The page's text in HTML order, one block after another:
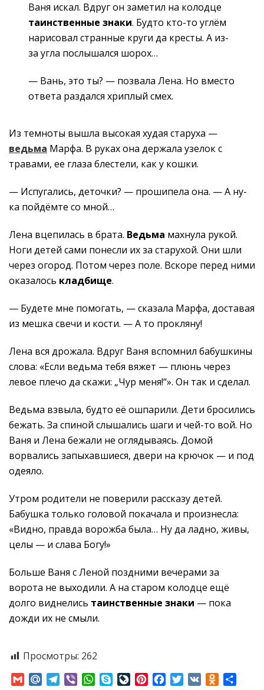
Ваня искал. Вдруг он заметил на колодце
таинственные знаки. Будто кто-то углём
нарисовал странные круги да кресты. А из-
за угла послышался шорох…
— Вань, это ты? — позвала Лена. Но вместо
ответа раздался хриплый смех.
Из темноты вышла высокая худая старуха —
ведьма Марфа. В руках она держала узелок с
травами, ее глаза блестели, как у кошки.
— Испугались, деточки? — прошипела она. — А ну-
ка пойдёмте со мной…
Лена вцепилась в брата. Ведьма махнула рукой.
Ноги детей сами понесли их за старухой. Они шли
через огород. Потом через поле. Вскоре перед ними
оказалось кладбище.
— Будете мне помогать, — сказала Марфа, доставая
из мешка свечи и кости. — А то прокляну!
Лена вся дрожала. Вдруг Ваня вспомнил бабушкины
слова: «Если ведьма тебя вяжет — плюнь через
левое плечо да скажи: „Чур меня!“». Он так и сделал.
Ведьма взвыла, будто её ошпарили. Дети бросились
бежать. За спиной слышались шаги и чей-то вой. Но
Ваня и Лена бежали не оглядываясь. Домой
ворвались запыхавшиеся, двери на крючок — и под
одеяло.
Утром родители не поверили рассказу детей.
Бабушка только головой покачала и произнесла:
«Видно, правда ворожба была… Ну да ладно, живы,
целы — и слава Богу!»
Больше Ваня с Леной поздними вечерами за
ворота не выходили. А на старом колодце ещё
долго виднелись таинственные знаки — пока
дожди их не смыли.
Просмотры: 262
GmailMail.RuTelegram
Viber WhatsApp
SkypeLiveJournal
PinterestFacebookTwitter
VK